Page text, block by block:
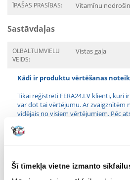
Šī tīmekļa vietne izmanto
ĪPAŠAS PRASĪBAS: Vitamīnu
Sastāvdaļas
OLBALTUMVIELU
VEIDS:
Vistas gaļa
Kādi ir produktu vērtēšanas
Tikai reģistrēti FERA24.LV klienti, kuri
var dot tai vērtējumu. Ar zvaigznītēm
vidējais no visiem vērtējumiem. Pēc
Atsauksmes